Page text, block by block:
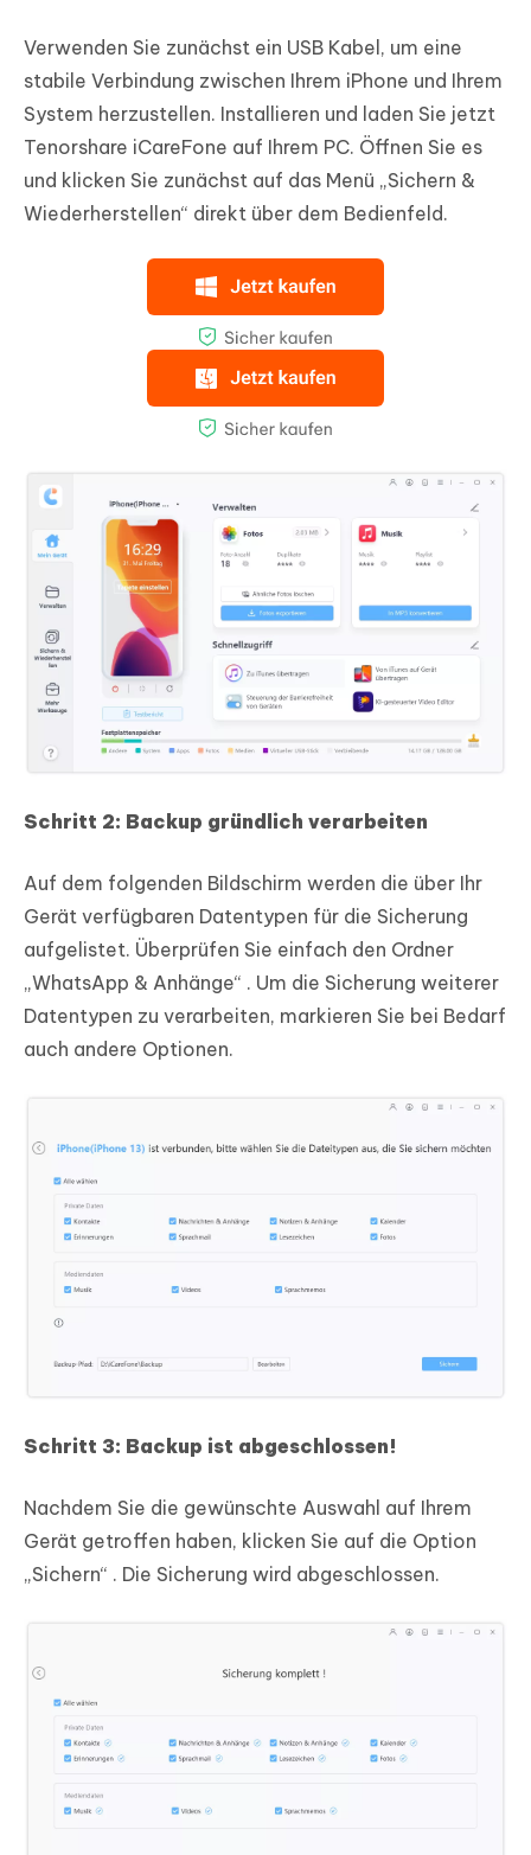
Verwenden Sie zunächst ein USB Kabel, um eine
stabile Verbindung zwischen Ihrem iPhone und Ihrem
System herzustellen. Installieren und laden Sie jetzt
Tenorshare iCareFone auf Ihrem PC. Öffnen Sie es
und klicken Sie zunächst auf das Menü „Sichern &
Wiederherstellen“ direkt über dem Bedienfeld.
Schritt 2: Backup gründlich verarbeiten
Auf dem folgenden Bildschirm werden die über Ihr
Gerät verfügbaren Datentypen für die Sicherung
aufgelistet. Überprüfen Sie einfach den Ordner
„WhatsApp & Anhänge“ . Um die Sicherung weiterer
Datentypen zu verarbeiten, markieren Sie bei Bedarf
auch andere Optionen.
Schritt 3: Backup ist abgeschlossen!
Nachdem Sie die gewünschte Auswahl auf Ihrem
Gerät getroffen haben, klicken Sie auf die Option
„Sichern“ . Die Sicherung wird abgeschlossen.